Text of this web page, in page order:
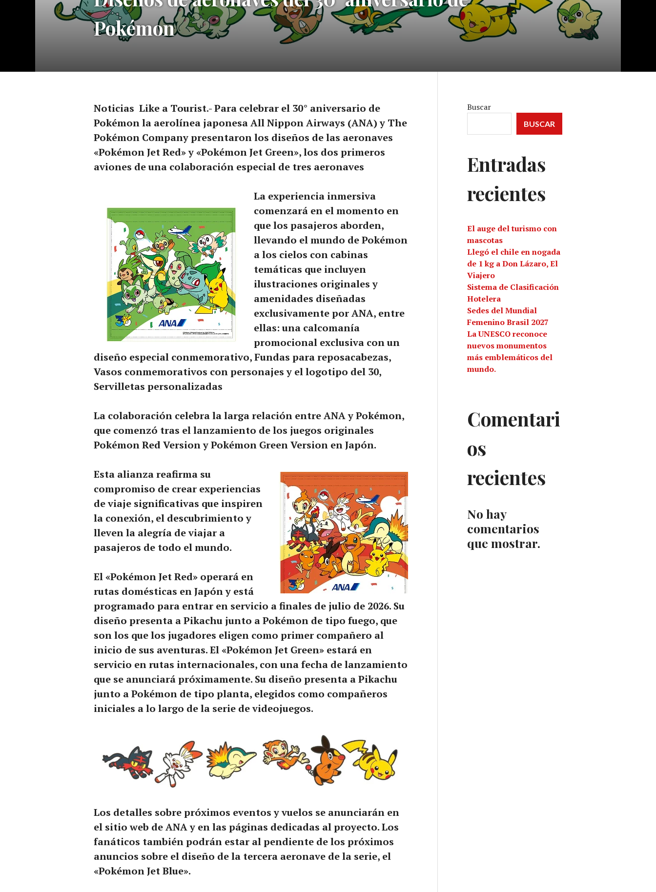
Pokémon
Noticias Like a Tourist.- Para celebrar el 30° aniversario de
Pokémon la aerolínea japonesa All Nippon Airways (ANA) y The
Pokémon Company presentaron los diseños de las aeronaves
«Pokémon Jet Red» y «Pokémon Jet Green», los dos primeros
aviones de una colaboración especial de tres aeronaves
La experiencia inmersiva
comenzará en el momento en
que los pasajeros aborden,
llevando el mundo de Pokémon
a los cielos con cabinas
temáticas que incluyen
ilustraciones originales y
amenidades diseñadas
exclusivamente por ANA, entre
ellas: una calcomanía
promocional exclusiva con un
diseño especial conmemorativo, Fundas para reposacabezas,
Vasos conmemorativos con personajes y el logotipo del 30,
Servilletas personalizadas
La colaboración celebra la larga relación entre ANA y Pokémon,
que comenzó tras el lanzamiento de los juegos originales
Pokémon Red Version y Pokémon Green Version en Japón.
Esta alianza reafirma su
compromiso de crear experiencias
de viaje significativas que inspiren
la conexión, el descubrimiento y
lleven la alegría de viajar a
pasajeros de todo el mundo.
El «Pokémon Jet Red» operará en
rutas domésticas en Japón y está
programado para entrar en servicio a finales de julio de 2026. Su
diseño presenta a Pikachu junto a Pokémon de tipo fuego, que
son los que los jugadores eligen como primer compañero al
inicio de sus aventuras. El «Pokémon Jet Green» estará en
servicio en rutas internacionales, con una fecha de lanzamiento
que se anunciará próximamente. Su diseño presenta a Pikachu
junto a Pokémon de tipo planta, elegidos como compañeros
iniciales a lo largo de la serie de videojuegos.
Los detalles sobre próximos eventos y vuelos se anunciarán en
el sitio web de ANA y en las páginas dedicadas al proyecto. Los
fanáticos también podrán estar al pendiente de los próximos
anuncios sobre el diseño de la tercera aeronave de la serie, el
«Pokémon Jet Blue».
Buscar
BUSCAR
Entradas
recientes
El auge del turismo con
mascotas
Llegó el chile en nogada
de 1 kg a Don Lázaro, El
Viajero
Sistema de Clasificación
Hotelera
Sedes del Mundial
Femenino Brasil 2027
La UNESCO reconoce
nuevos monumentos
más emblemáticos del
mundo.
Comentari
os
recientes
No hay
comentarios
que mostrar.